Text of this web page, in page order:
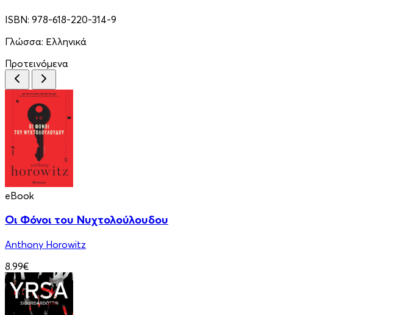
ISBN: 978-618-220-314-9
Γλώσσα: Ελληνικά
Προτεινόμενα
eBook
Οι Φόνοι του Νυχτολούλουδου
Anthony Horowitz
8.99€